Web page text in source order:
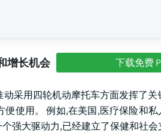
增长机会 下载免费
采用四轮机动摩托车方面发挥了
使用。 例如,在美国,医疗保险和
强大驱动力,已经建立了保健和社会